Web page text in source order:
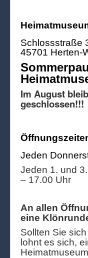
Schlossstraße
45701 Herten-
Im August
geschlossen!!!
Jeden
Jeden 1. und
– 17.00 Uhr
An allen
eine
Sollten Sie
lohnt es sich,